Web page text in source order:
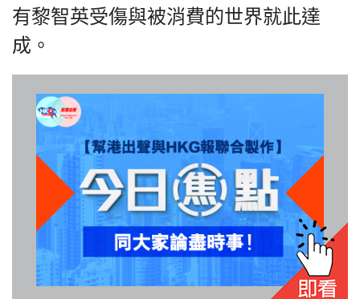
2018
有黎智英受傷與被消費的世界就此達
成。